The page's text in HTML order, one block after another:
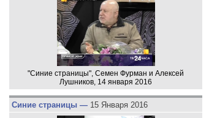
"Синие страницы", Семен Фурман и Алексей
Лушников, 14 января 2016
Синие страницы — 15 Января 2016